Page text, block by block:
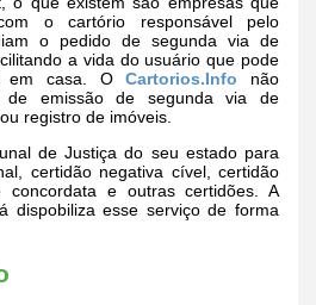
o cartório responsável pelo
o pedido de segunda via de
a vida do usuário que pode
em casa. OCartorios.Info não
de emissão de segunda via de
registro de imóveis.
de Justiça do seu estado para
certidão negativa cível, certidão
concordata e outras certidões. A
dispobiliza esse serviço de forma